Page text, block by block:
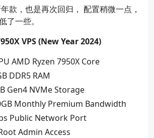
款，也是再次回归， 配置稍微一点，
了一些。
VPS (New Year 2024)
AMD Ryzen 7950X Core
DDR5 RAM
Gen4 NVMe Storage
Monthly Premium Bandwidth
Public Network Port
Admin Access